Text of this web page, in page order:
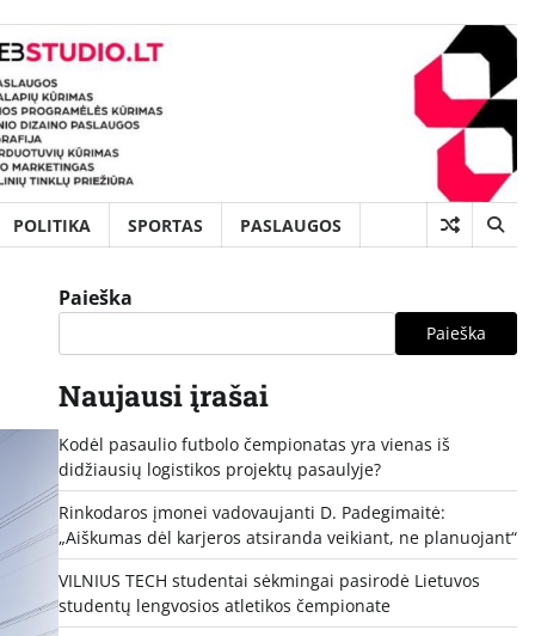
POLITIKA SPORTAS PASLAUGOS
Paieška
Paieška
Naujausi įrašai
Kodėl pasaulio futbolo čempionatas yra vienas iš
didžiausių logistikos projektų pasaulyje?
Rinkodaros įmonei vadovaujanti D. Padegimaitė:
„Aiškumas dėl karjeros atsiranda veikiant, ne planuojant“
VILNIUS TECH studentai sėkmingai pasirodė Lietuvos
studentų lengvosios atletikos čempionate